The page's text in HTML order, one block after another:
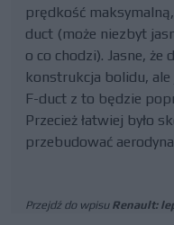
prędkość
duct (może niezbyt
o co chodzi). Jasne, że
konstrukcja bolidu,
F-duct z to będzie
Przecież łatwiej było
przebudować
Przejdź do wpisu Renault: